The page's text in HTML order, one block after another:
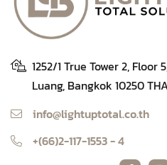
1252/1 True Tower 2,
Luang, Bangkok 10250
info@lightuptotal.co.th
+(66)2-117-1553 - 4